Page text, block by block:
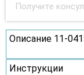
Получите
Описание 11-
Инструкции